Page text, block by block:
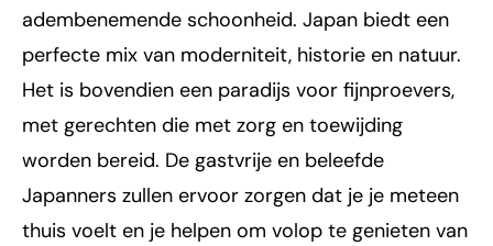
adembenemende schoonheid. Japan biedt een
perfecte mix van moderniteit, historie en natuur.
Het is bovendien een paradijs voor fijnproevers,
met gerechten die met zorg en toewijding
worden bereid. De gastvrije en beleefde
Japanners zullen ervoor zorgen dat je je meteen
thuis voelt en je helpen om volop te genieten van